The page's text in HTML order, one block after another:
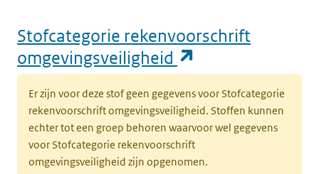
Stofcategorie rekenvoorschrift
omgevingsveiligheid
Er zijn voor deze stof geen gegevens voor Stofcategorie
rekenvoorschrift omgevingsveiligheid. Stoffen kunnen
echter tot een groep behoren waarvoor wel gegevens
voor Stofcategorie rekenvoorschrift
omgevingsveiligheid zijn opgenomen.